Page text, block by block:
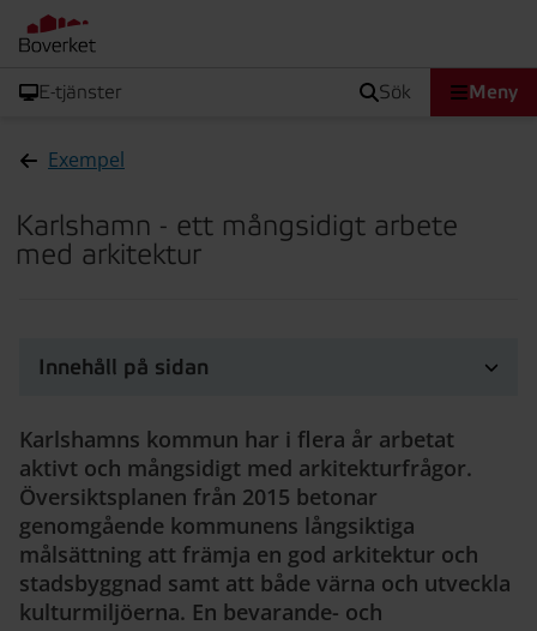
E-tjänster sök Meny
Exempel
Karlshamn - ett mångsidigt arbete
med arkitektur
Innehåll på sidan
Karlshamns kommun har i flera år arbetat
aktivt och mångsidigt med arkitekturfrågor.
Översiktsplanen från 2015 betonar
genomgående kommunens långsiktiga
målsättning att främja en god arkitektur och
stadsbyggnad samt att både värna och utveckla
kulturmiljöerna. En bevarande- och